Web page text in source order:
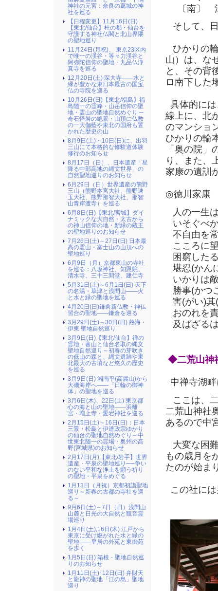
〔南〕 江
そして、
ひかりの
山）は、な
と、その背
ロ南下した
具体的に
線上に、北
のマンショ
ひかりの輪
「奥の院
り、また、
家康の遺訓
◎徳川家康
人の一生
いそぐべ
不自由を
こころに
困窮した
堪忍(かん
いかりは
勝事(かつ
害(がい)其
おのれを
及ばざる
◆二荒山
中禅寺湖
ここは、
二荒山神社
あるので中
大変な困
もの歳月を
たのが始ま
この社に
神社の元宮：奈良の葛城の神
社を巡る
【日程変更】11月16日(日)
【東北/仙台】杜の都・仙台を
守護する神社仏閣と北山界隈
の聖地巡り
11月24日(月祝)、 東京23区内
で唯一の渓谷・等々力渓谷と
阿弥陀信仰の聖地・九品仏浄
真寺を巡る
12月20日(土) 深大寺――水と
緑が豊かな東日本最古の国宝
仏の寺院を巡る
10月26日(日)【東北/福島】福
島随一の霊峰・山岳信仰の聖
地・霊山の聖地自然めぐり ─
奇石怪岩の絶景・山頂に仏教
の一大伽藍や東北の国府も置
かれた歴史の山
8月9日(土)・10日(日)に、出羽
三山にて本格的な修験道体験
修行のお知らせ
8月17日（日）、日本遺産「星
降る中部高地の縄文世界」の
自然聖地巡りのお知らせ
6月29日（日）世界遺産の熊野
三山（熊野本宮大社、熊野速
玉大社、熊野那智大社、那智
山青岸渡寺）を巡る
6月8日(日)【東北/宮城】ダイ
ナミックな大自然・太古から
の神山信仰の地・新緑の蔵王
の聖地巡りのお知らせ
7月26日(土)～27日(日) 日本最
高の霊山・富士山の山頂への
聖地巡り
6月9日（月）京都東山の寺社
を巡る：八坂神社、知恩院、
清水寺、三十三間堂、建仁寺
5月31日(土)～6月1日(日) 天下
の名湯・草津と浅間山――火
と水と緑の聖地を巡る
4月20日(日)鎌倉新仏教・神仏
習合の聖地――鎌倉を巡る
3月29日(土)～30日(日) 熱海・
伊東 聖地自然巡り
3月9日(日)【東北/仙台】禅の
霊地・蕃山と仙台名取の縄文
聖地自然巡り～初春の芽吹き
の低山の森と、縄文遺跡や東
北最大の古墳など悠久の歴史
を巡る
3月9日(日) 湘南平(高麗山)から
大磯海岸へ――「日輪の御神
体」の聖地を巡る
3月6日(木)、22日(土) 東京都
心の海と山の聖地――浜離
宮・増上寺・愛宕神社を巡る
2月15日(土)～16日(日)：日本
三景・松島と伊達政宗ゆかり
の仙台の聖地自然めぐり～中
世東北随一の霊場・奥州の高
野(宮城県)のお知らせ
2月17日(月)【東北/岩手】世界
遺産・平泉の聖地巡り──争い
のない平和な浄土を願う祈り
の聖地・平泉をめぐる
1月13日（月祝）京都初詣聖地
巡り～新春の古都の寺社を巡
る～
9月6日(土)～7日（日）浅間山
山麓と日光の大自然と観音霊
場巡り
1月4日(土),16日(木) 江戸から
東京に受け継がれた水と緑の
聖地――皇居の外苑と東御苑
を歩く
1月5日(日) 箱根・聖地自然巡
りのお知らせ
1月11日(土)･12日(日) 弁財天
と龍神の聖地「江の島」聖地
巡り